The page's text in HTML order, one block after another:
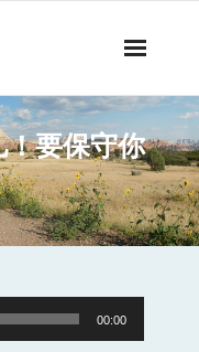
要保守你
00:00